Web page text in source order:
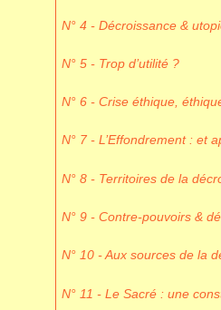
N° 4 - Décroissance &
N° 5 - Trop d’utilité ?
N° 6 - Crise éthique,
N° 7 - L’Effondrement : et
N° 8 - Territoires de la
N° 9 - Contre-pouvoirs &
N° 10 - Aux sources de la
N° 11 - Le Sacré : une